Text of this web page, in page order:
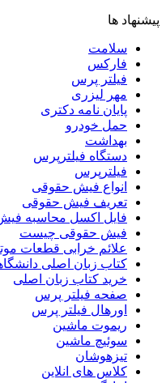
پیشنهاد ها
سلامت
فارکس
فیلتر پرس
مهر لیزری
پایان نامه دکتری
حمل خودرو
بهداشت
دستگاه فیلترپرس
فیلترپرس
انواع فیش حقوقی
تعریف فیش حقوقی
فایل اکسل محاسبه
فیش حقوقی چیست
علائم خرابی قطعات
کتاب زبان اصلی
خرید کتاب زبان اصلی
صفحه فیلتر پرس
اورهال فیلتر پرس
ریموت ماشین
سوئیچ ماشین
تیزهوشان
کلاس های انلاین